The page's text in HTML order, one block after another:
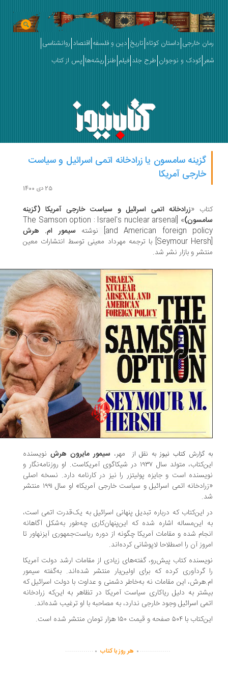
خارجی داستان کوتاه تاریخ دین و فلسفه اقتصاد روانشناسی
کودک و نوجوان طرح جلد فیلم طنز ریشه‌ها پس از کتاب
گزینه سامسون یا زرادخانه اتمی اسرائیل و سیاست
خارجی آمریکا
«زرادخانه اتمی اسرائیل و سیاست خارجی آمریکا (گزینه
» [The Samson option : Israel's nuclear arsenal
and American foreign
نوشتهسیمور ام. هرش
[Seymour Hersh] با ترجمه مهرداد معینی توسط انتشارات معین
و بازار نشر شد.
گزارش کتاب نیوز به نقل از مهر، سیمور مایرون هرش نویسنده
این‌کتاب، متولد سال ۱۹۳۷ در شیکاگوی آمریکاست. او روزنامه‌نگار و
است و جایزه پولیتزر را نیز در کارنامه دارد. نسخه اصلی
«زرادخانه اتمی اسرائیل و سیاست خارجی آمریکا» او سال ۱۹۹۱ منتشر
این‌کتاب که درباره تبدیل پنهانی اسرائیل به یک‌قدرت اتمی است،
این‌مساله اشاره شده که این‌پنهان‌کاری چه‌طور به‌شکل آگاهانه
شده و مقامات آمریکا چگونه از دوره ریاست‌جمهوری آیزنهاور تا
آن را اصطلاحا لاپوشانی کرده‌اند.
کتاب پیش‌رو، گفته‌های زیادی از مقامات ارشد دولت آمریکا
گردآوری کرده که برای اولین‌بار منتشر شده‌اند. به‌گفته سیمور
این مقامات نه به‌خاطر دشمنی و عداوت با دولت اسرائیل که
به دلیل ریاکاری سیاست آمریکا در تظاهر به این‌که زرادخانه
اسرائیل وجود خارجی ندارد، به مصاحبه با او ترغیب شده‌اند.
صفحه و قیمت ۱۵۰ هزار تومان منتشر شده است.
...............
. هر روز با کتاب .
..............